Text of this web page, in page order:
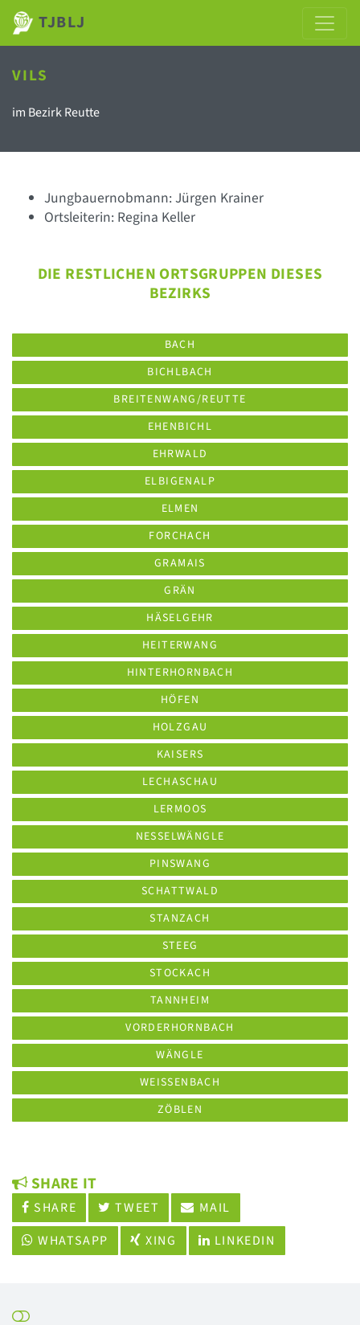
TJBLJ
VILS
im Bezirk Reutte
Jungbauernobmann: Jürgen Krainer
Ortsleiterin: Regina Keller
DIE RESTLICHEN ORTSGRUPPEN DIESES
BEZIRKS
BACH
BICHLBACH
BREITENWANG/REUTTE
EHENBICHL
EHRWALD
ELBIGENALP
ELMEN
FORCHACH
GRAMAIS
GRÄN
HÄSELGEHR
HEITERWANG
HINTERHORNBACH
HÖFEN
HOLZGAU
KAISERS
LECHASCHAU
LERMOOS
NESSELWÄNGLE
PINSWANG
SCHATTWALD
STANZACH
STEEG
STOCKACH
TANNHEIM
VORDERHORNBACH
WÄNGLE
WEISSENBACH
ZÖBLEN
SHARE IT
SHARE TWEET
MAIL
WHATSAPP
XING LINKEDIN